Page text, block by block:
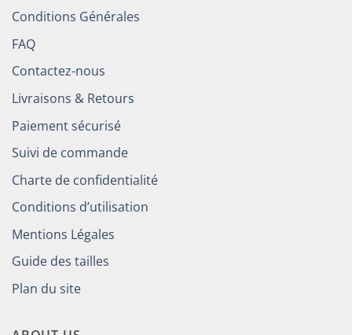
Conditions Générales
FAQ
Contactez-nous
Livraisons & Retours
Paiement sécurisé
Suivi de commande
Charte de confidentialité
Conditions d’utilisation
Mentions Légales
Guide des tailles
Plan du site